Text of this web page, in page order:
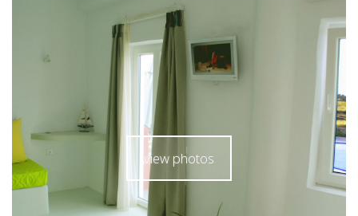
view photos